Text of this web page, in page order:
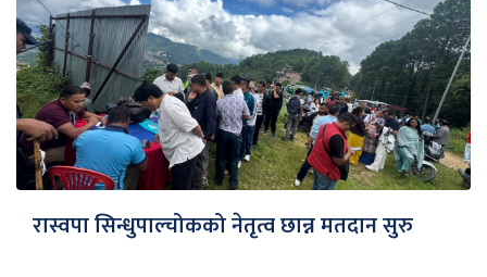
रास्वपा सिन्धुपाल्चोकको नेतृत्व छान्न मतदान सुरु